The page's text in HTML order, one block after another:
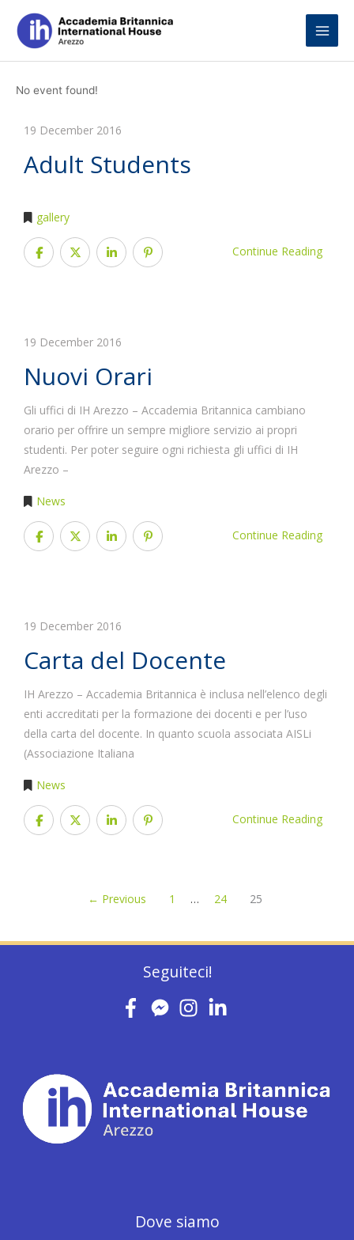
content
No event found!
19 December 2016
Adult Students
gallery
Continue Reading
19 December 2016
Nuovi Orari
Gli uffici di IH Arezzo – Accademia Britannica cambiano
orario per offrire un sempre migliore servizio ai propri
studenti. Per poter seguire ogni richiesta gli uffici di IH
Arezzo –
News
Continue Reading
19 December 2016
Carta del Docente
IH Arezzo – Accademia Britannica è inclusa nell’elenco degli
enti accreditati per la formazione dei docenti e per l’uso
della carta del docente. In quanto scuola associata AISLi
(Associazione Italiana
News
Continue Reading
← Previous 1 … 24 25
Seguiteci!
Dove siamo